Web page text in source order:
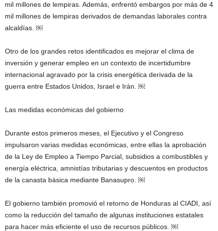
mil millones de lempiras. Además, enfrentó embargos por más de 4
mil millones de lempiras derivados de demandas laborales contra
alcaldías. ￼
Otro de los grandes retos identificados es mejorar el clima de
inversión y generar empleo en un contexto de incertidumbre
internacional agravado por la crisis energética derivada de la
guerra entre Estados Unidos, Israel e Irán. ￼
Las medidas económicas del gobierno
Durante estos primeros meses, el Ejecutivo y el Congreso
impulsaron varias medidas económicas, entre ellas la aprobación
de la Ley de Empleo a Tiempo Parcial, subsidios a combustibles y
energía eléctrica, amnistías tributarias y descuentos en productos
de la canasta básica mediante Banasupro. ￼
El gobierno también promovió el retorno de Honduras al CIADI, así
como la reducción del tamaño de algunas instituciones estatales
para hacer más eficiente el uso de recursos públicos. ￼